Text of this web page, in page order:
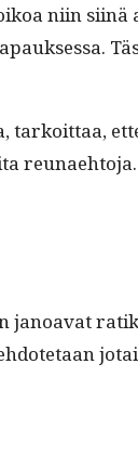
niin
reunaehtoja.
janoa­vat